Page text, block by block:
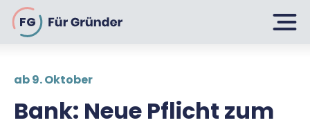
FG
Planen
ab 9. Oktober
Bank: Neue Pflicht zum